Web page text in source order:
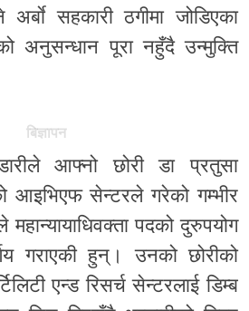
सहकारी ठगीमा जोडिएका
अनुसन्धान पूरा नहुँदै उन्मुक्ति
बिज्ञापन
आफ्नो छोरी डा प्रतुसा
आइभिएफ सेन्टरले गरेको गम्भीर
पदको दुरुपयोग
गराएकी हुन्। उनको छोरीको
एन्ड रिसर्च सेन्टरलाई डिम्ब